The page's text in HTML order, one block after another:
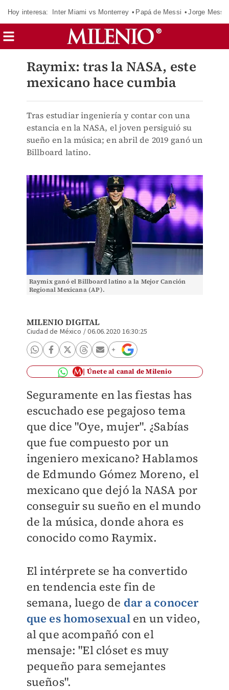
Hoy interesa: Inter Miami vs Monterrey Papá de Messi Jorge Messi
Raymix: tras la NASA, este
mexicano hace cumbia
Tras estudiar ingeniería y contar con una
estancia en la NASA, el joven persiguió su
sueño en la música; en abril de 2019 ganó un
Billboard latino.
Raymix ganó el Billboard latino a la Mejor Canción
Regional Mexicana (AP).
MILENIO DIGITAL
Ciudad de México /06.06.2020 16:30:25
Únete al canal de Milenio
Seguramente en las fiestas has
escuchado ese pegajoso tema
que dice "Oye, mujer". ¿Sabías
que fue compuesto por un
ingeniero mexicano? Hablamos
de Edmundo Gómez Moreno, el
mexicano que dejó la NASA por
conseguir su sueño en el mundo
de la música, donde ahora es
conocido como Raymix.
El intérprete se ha convertido
en tendencia este fin de
semana, luego de dar a conocer
que es homosexualen un video,
al que acompañó con el
mensaje: "El clóset es muy
pequeño para semejantes
sueños".